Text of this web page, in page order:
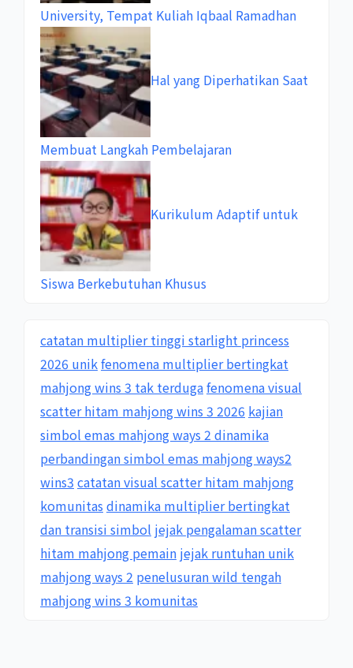
University, Tempat Kuliah Iqbaal Ramadhan
Hal yang Diperhatikan Saat
Membuat Langkah Pembelajaran
Kurikulum Adaptif untuk
Siswa Berkebutuhan Khusus
catatan multiplier tinggi starlight princess
2026 unikfenomena multiplier bertingkat
mahjong wins 3 tak terdugafenomena visual
scatter hitam mahjong wins 3 2026 kajian
simbol emas mahjong ways 2 dinamika
perbandingan simbol emas mahjong ways2
wins3 catatan visual scatter hitam mahjong
komunitas dinamika multiplier bertingkat
dan transisi simbol jejak pengalaman scatter
hitam mahjong pemain jejak runtuhan unik
mahjong ways 2 penelusuran wild tengah
mahjong wins 3 komunitas